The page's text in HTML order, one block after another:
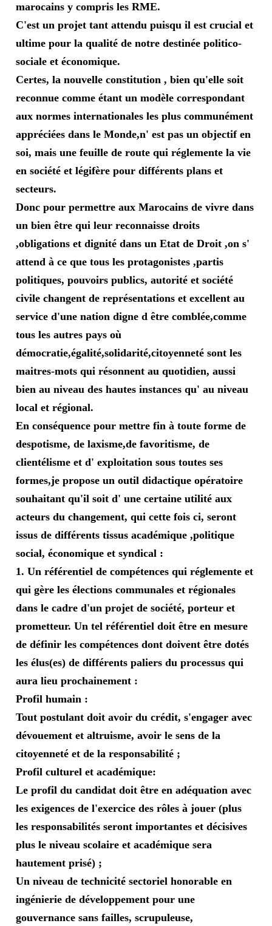
marocains y compris les RME.
C'est un projet tant attendu puisqu il est crucial et
ultime pour la qualité de notre destinée politico-
sociale et économique.
Certes, la nouvelle constitution , bien qu'elle soit
reconnue comme étant un modèle correspondant
aux normes internationales les plus communément
appréciées dans le Monde,n' est pas un objectif en
soi, mais une feuille de route qui réglemente la vie
en société et légifère pour différents plans et
secteurs.
Donc pour permettre aux Marocains de vivre dans
un bien être qui leur reconnaisse droits
,obligations et dignité dans un Etat de Droit ,on s'
attend à ce que tous les protagonistes ,partis
politiques, pouvoirs publics, autorité et société
civile changent de représentations et excellent au
service d'une nation digne d être comblée,comme
tous les autres pays où
démocratie,égalité,solidarité,citoyenneté sont les
maitres-mots qui résonnent au quotidien, aussi
bien au niveau des hautes instances qu' au niveau
local et régional.
En conséquence pour mettre fin à toute forme de
despotisme, de laxisme,de favoritisme, de
clientélisme et d' exploitation sous toutes ses
formes,je propose un outil didactique opératoire
souhaitant qu'il soit d' une certaine utilité aux
acteurs du changement, qui cette fois ci, seront
issus de différents tissus académique ,politique
social, économique et syndical :
1. Un référentiel de compétences qui réglemente et
qui gère les élections communales et régionales
dans le cadre d'un projet de société, porteur et
prometteur. Un tel référentiel doit être en mesure
de définir les compétences dont doivent être dotés
les élus(es) de différents paliers du processus qui
aura lieu prochainement :
Profil humain :
Tout postulant doit avoir du crédit, s'engager avec
dévouement et altruisme, avoir le sens de la
citoyenneté et de la responsabilité ;
Profil culturel et académique:
Le profil du candidat doit être en adéquation avec
les exigences de l'exercice des rôles à jouer (plus
les responsabilités seront importantes et décisives
plus le niveau scolaire et académique sera
hautement prisé) ;
Un niveau de technicité sectoriel honorable en
ingénierie de développement pour une
gouvernance sans failles, scrupuleuse,